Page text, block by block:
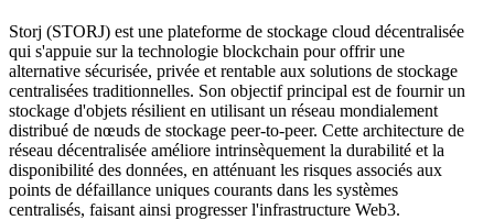
Storj (STORJ) est une plateforme de stockage cloud décentralisée
qui s'appuie sur la technologie blockchain pour offrir une
alternative sécurisée, privée et rentable aux solutions de stockage
centralisées traditionnelles. Son objectif principal est de fournir un
stockage d'objets résilient en utilisant un réseau mondialement
distribué de nœuds de stockage peer-to-peer. Cette architecture de
réseau décentralisée améliore intrinsèquement la durabilité et la
disponibilité des données, en atténuant les risques associés aux
points de défaillance uniques courants dans les systèmes
centralisés, faisant ainsi progresser l'infrastructure Web3.